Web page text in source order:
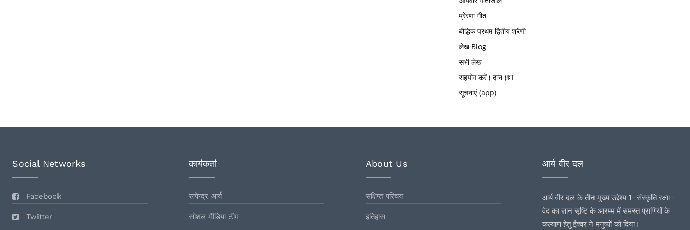
प्रेरणा गीत
बौद्धिक प्रथम-द्वितीय श्रेणी
लेख Blog
सभी लेख
सहयोग करें ( दान )💵
सूचनाएं (app)
Social Networks
Facebook
Twitter
कार्यकर्ता
रूपेन्द्र आर्य
सोशल मीडिया टीम
About Us
संक्षिप्त परिचय
इतिहास
आर्य वीर दल
आर्य वीर दल के तीन मुख्य उद्देश्य 1- संस्कृति रक्षाः-
वेद का ज्ञान सृष्टि के आरम्भ में समस्त प्राणियों के
कल्याण हेतु ईश्वर ने मनुष्यों को दिया।